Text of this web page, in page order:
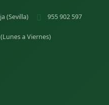
(Sevilla) 955 902 597
a Viernes)